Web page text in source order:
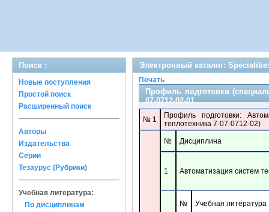
Поиск :
Новые поступления
Простой поиск
Расширенный поиск
Авторы
Издательства
Серии
Тезаурус (Рубрики)
Учебная литература:
По дисциплинам
Электронный каталог:
Печать
Профиль подготовки
07-0712-02-01
№ 1
Профиль подготовки:
теплотехника 7-07-0712-02)
№ Дисциплина
1 Автоматизация систем
№ Учебная литература